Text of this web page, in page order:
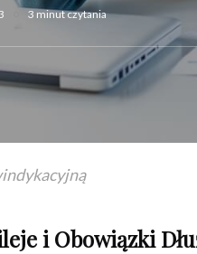
3 minut czytania
i Obowiązki